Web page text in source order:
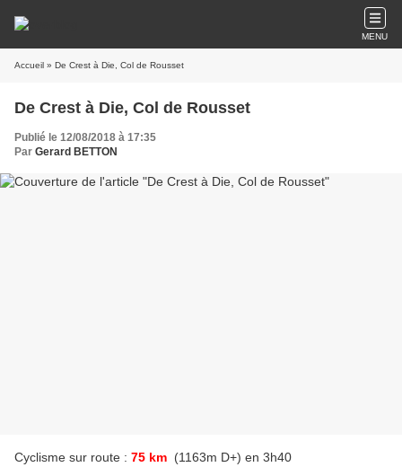
MENU
Accueil » De Crest à Die, Col de Rousset
De Crest à Die, Col de Rousset
Publié le 12/08/2018 à 17:35
Par Gerard BETTON
Cyclisme sur route : 75 km (1163m D+) en 3h40